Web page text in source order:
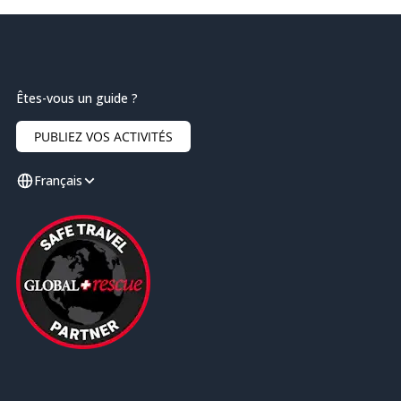
Êtes-vous un guide ?
PUBLIEZ VOS ACTIVITÉS
Français